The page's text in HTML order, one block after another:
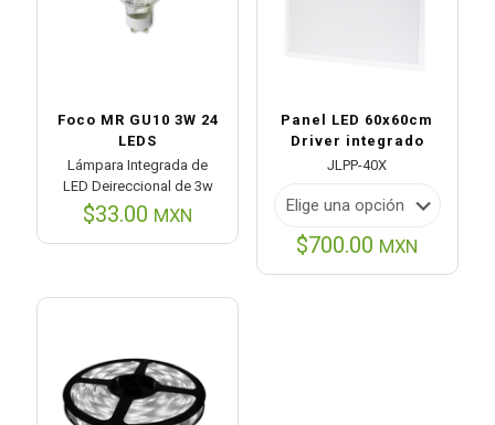
Foco MR GU10 3W 24
LEDS
Lámpara Integrada de
LED Deireccional de 3w
$33.00 MXN
Panel LED 60x60cm
Driver integrado
JLPP-40X
$700.00 MXN